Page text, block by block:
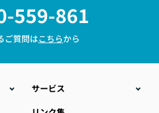
559-861
ご質問はこちらから
サービス
電柱位置情報データ販売